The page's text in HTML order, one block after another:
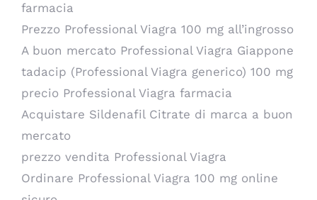
farmacia
Prezzo Professional Viagra 100 mg all’ingrosso
A buon mercato Professional Viagra Giappone
tadacip (Professional Viagra generico) 100 mg
precio Professional Viagra farmacia
Acquistare Sildenafil Citrate di marca a buon
mercato
prezzo vendita Professional Viagra
Ordinare Professional Viagra 100 mg online